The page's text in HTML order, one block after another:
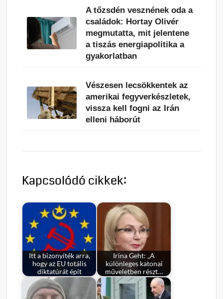
A tőzsdén vesznének oda a
családok: Hortay Olivér
megmutatta, mit jelentene
a tiszás energiapolitika a
gyakorlatban
Vészesen lecsökkentek az
amerikai fegyverkészletek,
vissza kell fogni az Irán
elleni háborút
Kapcsolódó cikkek:
Itt a bizonyíték arra,
hogy az EU totális
diktatúrát épít
Irina Geht: „A
különleges katonai
műveletben részt…